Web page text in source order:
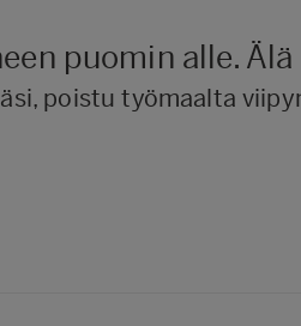
puomin alle.
poistu työmaalta